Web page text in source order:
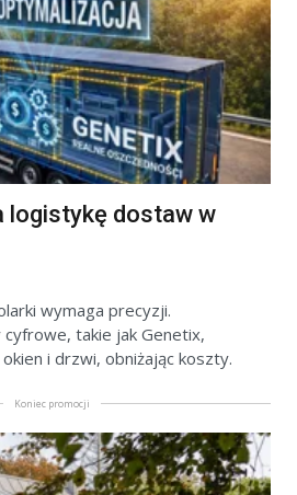
logistykę dostaw w
wymaga precyzji.
takie jak Genetix,
i drzwi, obniżając koszty.
Koniec promocji